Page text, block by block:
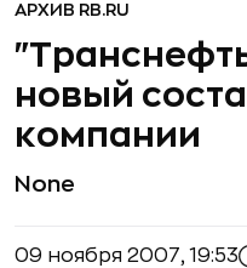
АРХИВ RB.RU
новый
компании
None
09 ноября 2007, 19:53